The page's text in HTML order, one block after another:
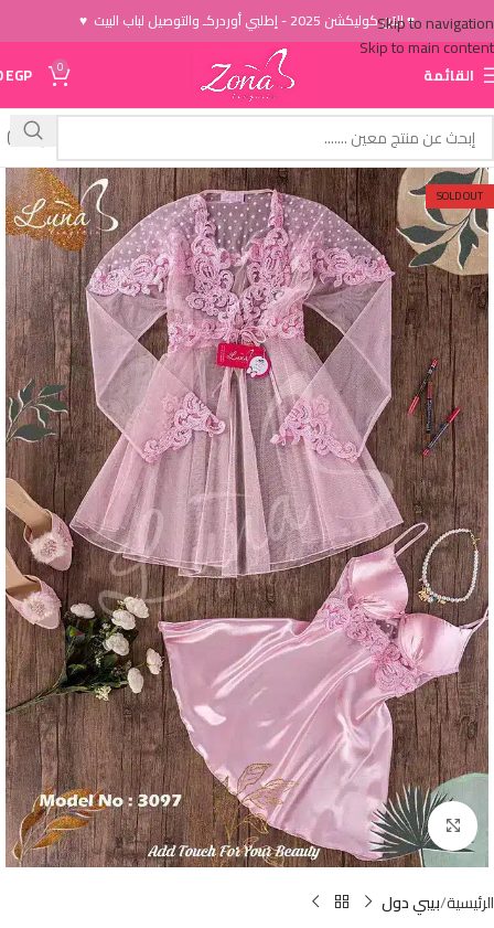
Skip to navigation
Skip to main content
♥ الاَن كوليكشن 2025 - إطلبي أوردركـ والتوصيل لباب البيت ♥
القائمة 0
EGP
SOLD OUT
Click to enlarge
الرئيسية بيبي دول